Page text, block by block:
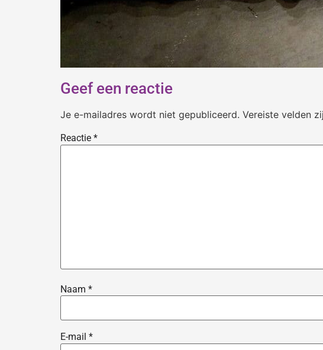
Geef een reactie
Je e-mailadres wordt niet gepubliceerd. Vereiste velden
Reactie *
Naam *
E-mail *